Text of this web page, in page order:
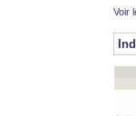
Voir